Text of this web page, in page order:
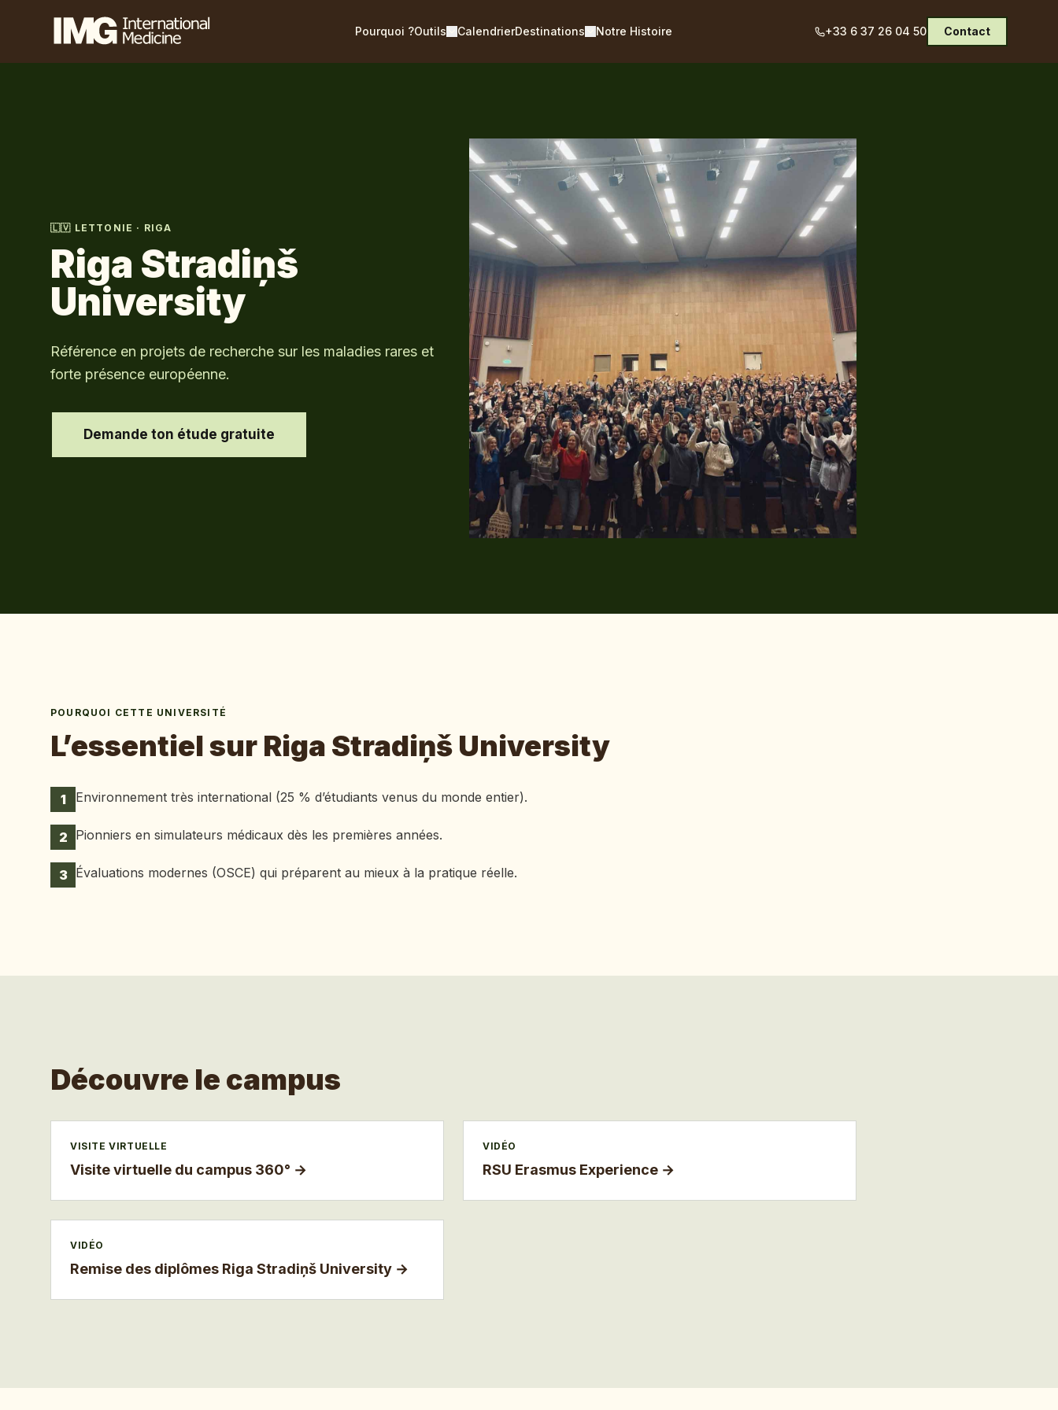
Pourquoi ?Outils CalendrierDestinations Notre Histoire +33 6 37 26 04 50 Contact
🇱🇻 LETTONIE · RIGA
Riga Stradiņš
University
Référence en projets de recherche sur les maladies rares et
forte présence européenne.
Demande ton étude gratuite
POURQUOI CETTE UNIVERSITÉ
L’essentiel sur Riga Stradiņš University
1 Environnement très international (25 % d’étudiants venus du monde entier).
2 Pionniers en simulateurs médicaux dès les premières années.
3 Évaluations modernes (OSCE) qui préparent au mieux à la pratique réelle.
Découvre le campus
VISITE VIRTUELLE
Visite virtuelle du campus 360° →
VIDÉO
RSU Erasmus Experience →
VIDÉO
Remise des diplômes Riga Stradiņš University →